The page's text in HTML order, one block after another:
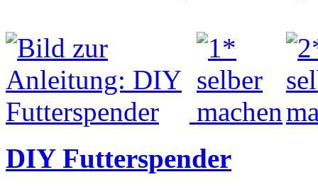
DIY Futterspender